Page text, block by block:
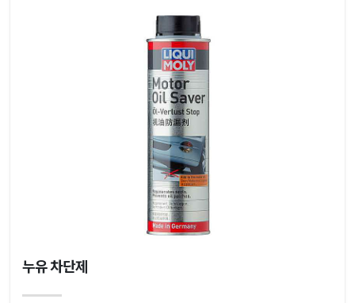
누유 차단제